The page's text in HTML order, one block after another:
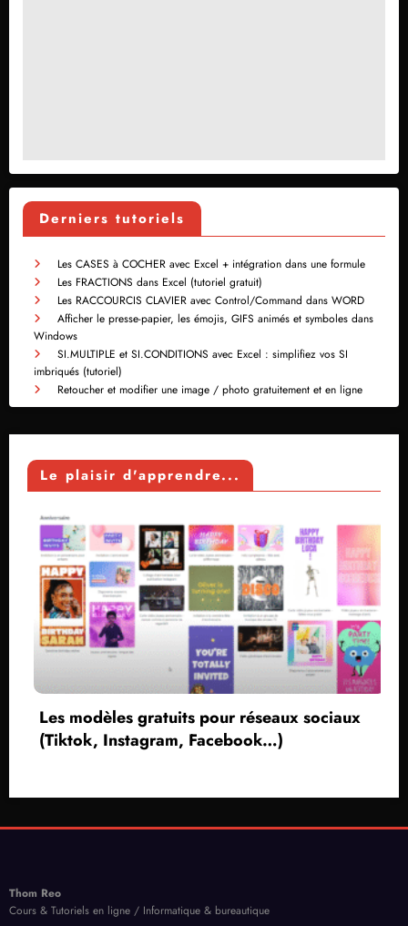
Derniers tutoriels
Les CASES à COCHER avec Excel + intégration dans une formule
Les FRACTIONS dans Excel (tutoriel gratuit)
Les RACCOURCIS CLAVIER avec Control/Command dans WORD
Afficher le presse-papier, les émojis, GIFS animés et symboles dans
Windows
SI.MULTIPLE et SI.CONDITIONS avec Excel : simplifiez vos SI
imbriqués (tutoriel)
Retoucher et modifier une image / photo gratuitement et en ligne
Le plaisir d'apprendre...
Les modèles gratuits pour réseaux sociaux
(Tiktok, Instagram, Facebook…)
Thom Reo
Cours & Tutoriels en ligne / Informatique & bureautique